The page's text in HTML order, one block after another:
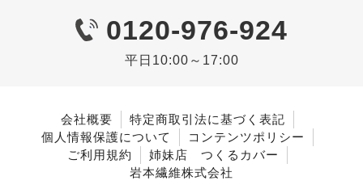
0120-976-924
平日10:00～17:00
会社概要
特定商取引法に基づく表記
個人情報保護について
コンテンツポリシー
ご利用規約
姉妹店 つくるカバー
岩本繊維株式会社